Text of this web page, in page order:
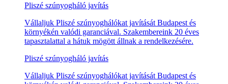
Pliszé szúnyogháló javítás
Vállaljuk Pliszé szúnyoghálókat javítását Budapest és
környékén valódi garanciával. Szakembereink 20 éves
tapasztalattal a hátuk mögött állnak a rendelkezésére.
Pliszé szúnyogháló javítás
Vállaljuk Pliszé szúnyoghálókat javítását Budapest és